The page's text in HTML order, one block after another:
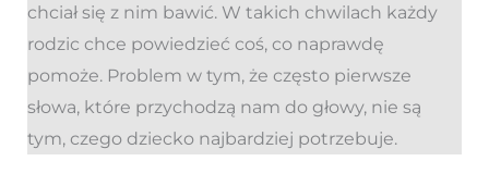
chciał się z nim bawić. W takich chwilach każdy
rodzic chce powiedzieć coś, co naprawdę
pomoże. Problem w tym, że często pierwsze
słowa, które przychodzą nam do głowy, nie są
tym, czego dziecko najbardziej potrzebuje.